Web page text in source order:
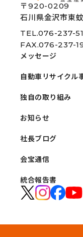
〒920-0209
石川県金沢市東
TEL.076-237-
FAX.076-237-
メッセージ
自動車リサイクル
独自の取り組み
お知らせ
社長ブログ
会宝通信
統合報告書